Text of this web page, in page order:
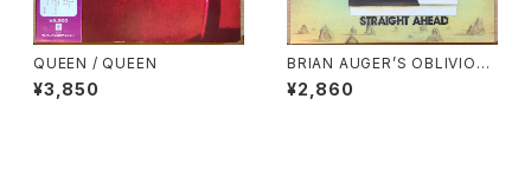
QUEEN / QUEEN
¥3,850
BRIAN AUGER’S OBLIVION
EXPRESS / STRAIGHT AHE
AD
¥2,860